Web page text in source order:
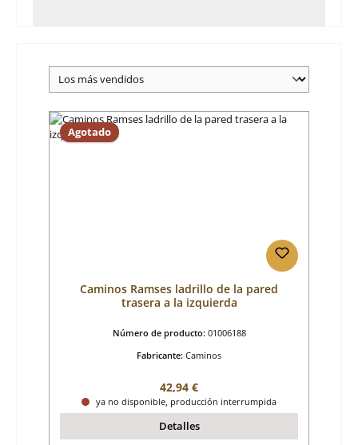
Agotado
Caminos Ramses ladrillo de la pared
trasera a la izquierda
Número de producto: 01006188
Fabricante: Caminos
Precio normal:
42,94 €
ya no disponible, producción interrumpida
Detalles